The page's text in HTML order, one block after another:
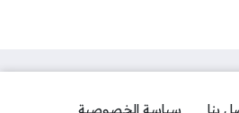
بنا سياسة الخصوصية